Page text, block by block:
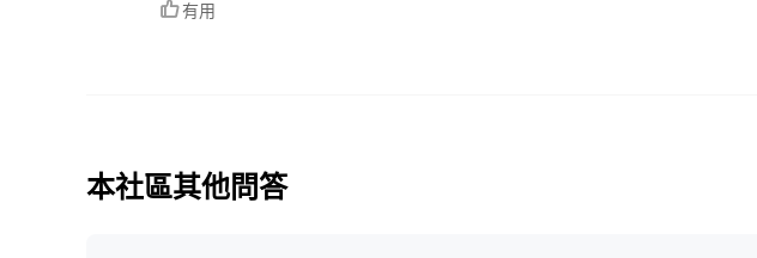
有用
本社區其他問答